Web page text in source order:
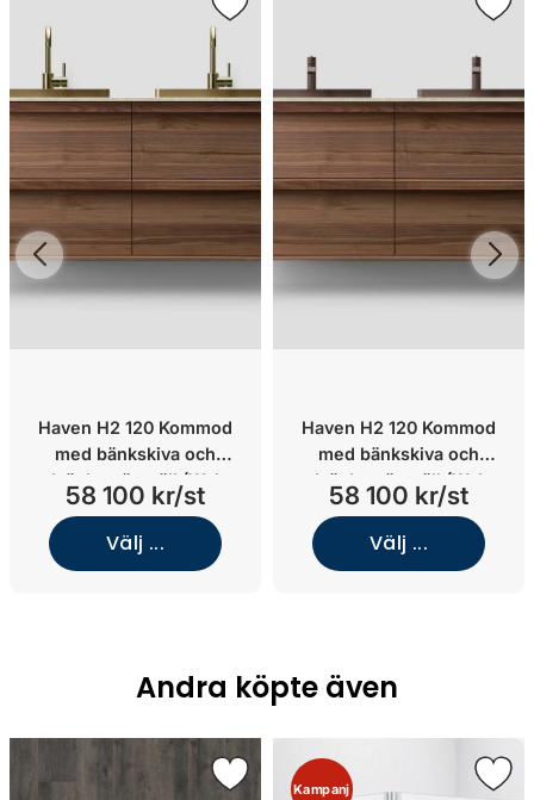
Haven H2 120 Kommod
med bänkskiva och
nedsänkt tvättställ (Walnut
Wood/Jura Select
White/Mässing)
58 100 kr/st
Välj ...
Haven H2 120 Kommod
med bänkskiva och
nedsänkt tvättställ (Walnut
Wood/Stone Select
Grey/Brons)
58 100 kr/st
Välj ...
Andra köpte även
Kampanj